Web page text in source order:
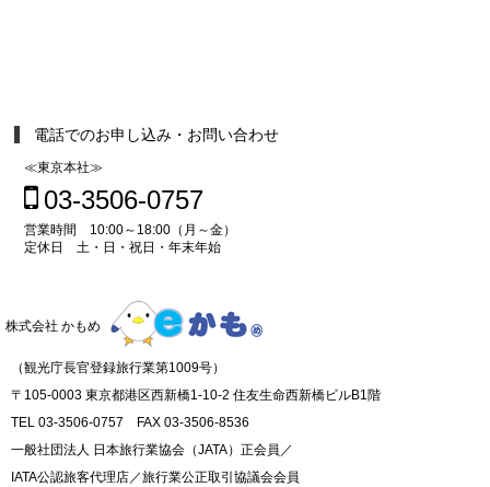
電話でのお申し込み・お問い合わせ
≪東京本社≫
03-3506-0757
営業時間 10:00～18:00（月～金）
定休日 土・日・祝日・年末年始
株式会社 かもめ
（観光庁長官登録旅行業第1009号）
〒105-0003 東京都港区西新橋1-10-2 住友生命西新橋ビルB1階
TEL 03-3506-0757 FAX 03-3506-8536
一般社団法人 日本旅行業協会（JATA）正会員／
IATA公認旅客代理店／旅行業公正取引協議会会員